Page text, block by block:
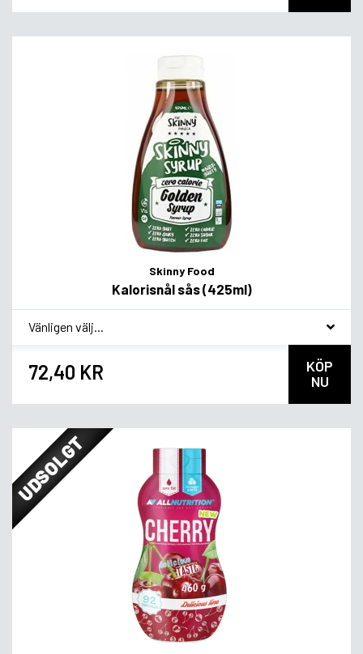
Skinny Food
Kalorisnål sås (425ml)
* Smagsvariant
72,40 KR
KÖP
NU
UDSOLGT